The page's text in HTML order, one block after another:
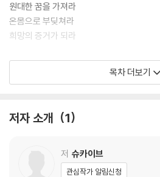
원대한 꿈을 가져라
온몸으로 부딪쳐라
희망의 증거가 되라
첫 번째 시크릿(Secret) - 꿈을 향해 직진
당신의 심장을 뛰게 하는 일을 하라
두 번째 시크릿(Secret) - 담대하게 도전
목차 더보기
저자 소개 1
저 슈카이브
관심작가 알림신청